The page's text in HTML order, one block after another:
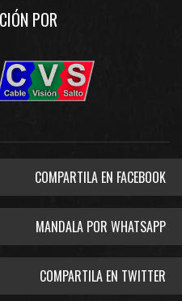
POR
COMPARTILA EN FACEBOOK
MANDALA POR WHATSAPP
COMPARTILA EN TWITTER